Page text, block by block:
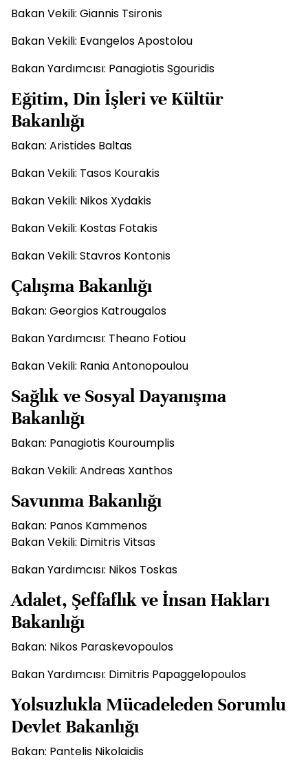
Bakan Vekili: Giannis Tsironis
Bakan Vekili: Evangelos Apostolou
Bakan Yardımcısı: Panagiotis Sgouridis
Eğitim, Din İşleri ve Kültür
Bakanlığı
Bakan: Aristides Baltas
Bakan Vekili: Tasos Kourakis
Bakan Vekili: Nikos Xydakis
Bakan Vekili: Kostas Fotakis
Bakan Vekili: Stavros Kontonis
Çalışma Bakanlığı
Bakan: Georgios Katrougalos
Bakan Yardımcısı: Theano Fotiou
Bakan Vekili: Rania Antonopoulou
Sağlık ve Sosyal Dayanışma
Bakanlığı
Bakan: Panagiotis Kouroumplis
Bakan Vekili: Andreas Xanthos
Savunma Bakanlığı
Bakan: Panos Kammenos
Bakan Vekili: Dimitris Vitsas
Bakan Yardımcısı: Nikos Toskas
Adalet, Şeffaflık ve İnsan Hakları
Bakanlığı
Bakan: Nikos Paraskevopoulos
Bakan Yardımcısı: Dimitris Papaggelopoulos
Yolsuzlukla Mücadeleden Sorumlu
Devlet Bakanlığı
Bakan: Pantelis Nikolaidis